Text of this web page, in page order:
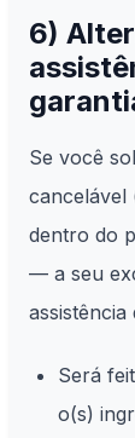
6)
Se você
cancelável
dentro do
— a seu
assistência
Será
o(s)